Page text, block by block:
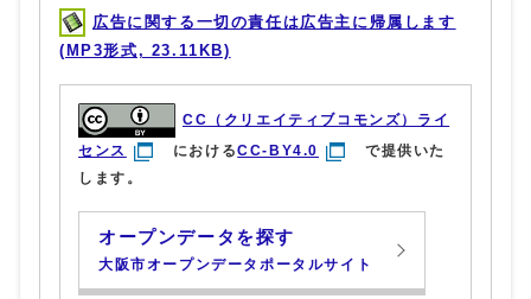
広告に関する一切の責任は広告主に帰属します
(MP3形式, 23.11KB)
CC（クリエイティブコモンズ）ライ
センス
におけるCC-BY4.0
で提供いた
します。
オープンデータを探す
大阪市オープンデータポータルサイト